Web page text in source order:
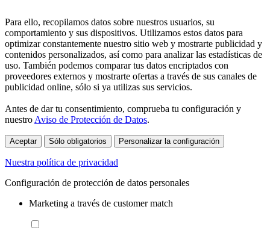
Para ello, recopilamos datos sobre nuestros usuarios, su
comportamiento y sus dispositivos. Utilizamos estos datos para
optimizar constantemente nuestro sitio web y mostrarte publicidad y
contenidos personalizados, así como para analizar las estadísticas de
uso. También podemos comparar tus datos encriptados con
proveedores externos y mostrarte ofertas a través de sus canales de
publicidad online, sólo si ya utilizas sus servicios.
Antes de dar tu consentimiento, comprueba tu configuración y
nuestro Aviso de Protección de Datos.
Aceptar Sólo obligatorios Personalizar la configuración
Nuestra política de privacidad
Configuración de protección de datos personales
Marketing a través de customer match